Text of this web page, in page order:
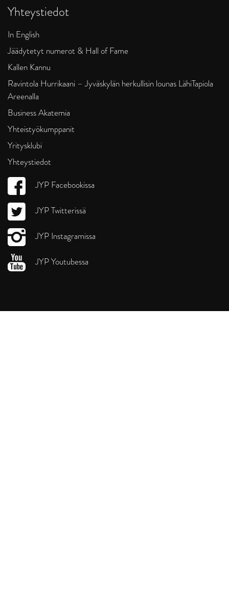
Yhteystiedot
In English
Jäädytetyt numerot & Hall of Fame
Kallen Kannu
Ravintola Hurrikaani – Jyväskylän herkullisin lounas LähiTapiola
Areenalla
Business Akatemia
Yhteistyökumppanit
Yritysklubi
Yhteystiedot
JYP Facebookissa
JYP Twitterissä
JYP Instagramissa
JYP Youtubessa